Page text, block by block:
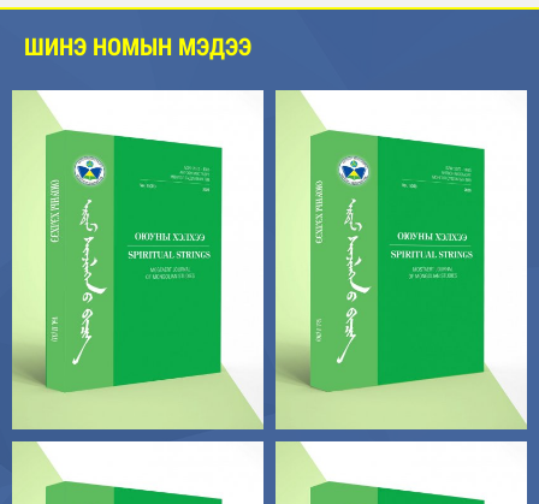
ШИНЭ НОМЫН МЭДЭЭ